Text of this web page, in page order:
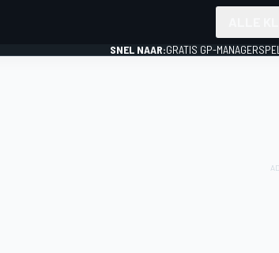
SNEL NAAR:GRATIS GP-MANAGERSPEL